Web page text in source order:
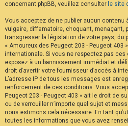
concernant phpBB, veuillez consulter le site
Vous acceptez de ne publier aucun contenu
vulgaire, diffamatoire, choquant, menaçant,
transgresser la législation de votre pays, du
« Amoureux des Peugeot 203 - Peugeot 403
internationale. Si vous ne respectez pas
exposez à un bannissement immédiat et
droit d’avertir votre fournisseur d’accès à
L’adresse IP de tous les messages est
renforcement de ces conditions. Vous
Peugeot 203 - Peugeot 403 » ait le droit de
ou de verrouiller n’importe quel sujet et
nous estimons cela nécessaire. En tant
toutes les informations que vous avez